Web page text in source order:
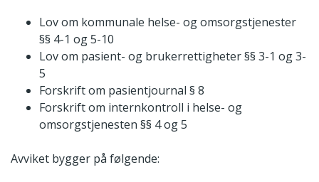
Lov om kommunale helse- og omsorgstjenester
§§ 4-1 og 5-10
Lov om pasient- og brukerrettigheter §§ 3-1 og 3-
5
Forskrift om pasientjournal § 8
Forskrift om internkontroll i helse- og
omsorgstjenesten §§ 4 og 5
Avviket bygger på følgende: